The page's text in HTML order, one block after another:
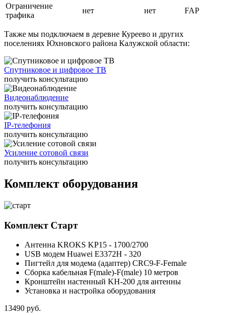
Ограничение
трафика
нет нет FAP
Также мы подключаем в деревне Куреево и других
поселениях Юхновского района Калужской области:
Спутниковое и цифровое ТВ
получить консультацию
Видеонаблюдение
получить консультацию
IP-телефония
получить консультацию
Усиление сотовой связи
получить консультацию
Комплект оборудования
Комплект Старт
Антенна KROKS KP15 - 1700/2700
USB модем Huawei E3372H - 320
Пигтейл для модема (адаптер) CRC9-F-Female
Сборка кабельная F(male)-F(male) 10 метров
Кронштейн настенный KH-200 для антенны
Установка и настройка оборудования
13490 руб.